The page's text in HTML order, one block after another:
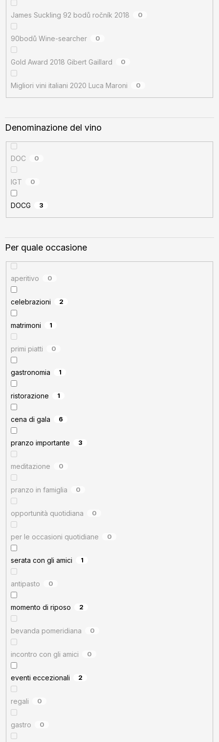
James Suckling 92 bodů ročník 2018 0
90bodů Wine-searcher 0
Gold Award 2018 Gibert Gaillard 0
Migliori vini italiani 2020 Luca Maroni 0
Denominazione del vino
DOC 0
IGT 0
DOCG 3
Per quale occasione
aperitivo 0
celebrazioni 2
matrimoni 1
primi piatti 0
gastronomia 1
ristorazione 1
cena di gala 6
pranzo importante 3
meditazione 0
pranzo in famiglia 0
opportunità quotidiana 0
per le occasioni quotidiane 0
serata con gli amici 1
antipasto 0
momento di riposo 2
bevanda pomeridiana 0
incontro con gli amici 0
eventi eccezionali 2
regali 0
gastro 0